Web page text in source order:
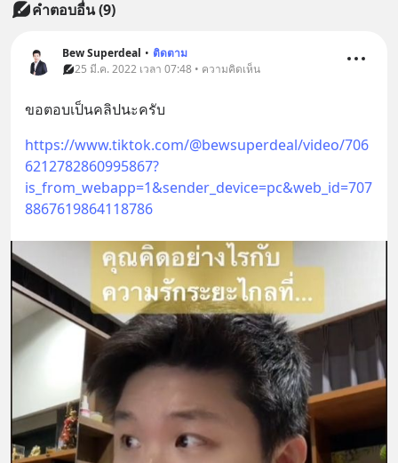
คำตอบอื่น(9)
Bew Superdeal • ติดตาม
25 มี.ค. 2022 เวลา 07:48 • ความคิดเห็น
ขอตอบเป็นคลิปนะครับ
https://www.tiktok.com/@bewsuperdeal/video/706
6212782860995867?
is_from_webapp=1&sender_device=pc&web_id=707
8867619864118786